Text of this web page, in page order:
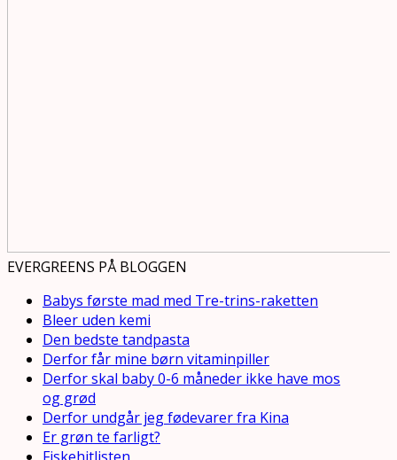
EVERGREENS PÅ BLOGGEN
Babys første mad med Tre-trins-raketten
Bleer uden kemi
Den bedste tandpasta
Derfor får mine børn vitaminpiller
Derfor skal baby 0-6 måneder ikke have mos
og grød
Derfor undgår jeg fødevarer fra Kina
Er grøn te farligt?